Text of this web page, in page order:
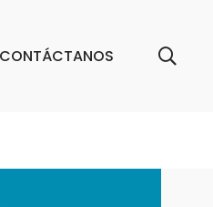
CONTÁCTANOS